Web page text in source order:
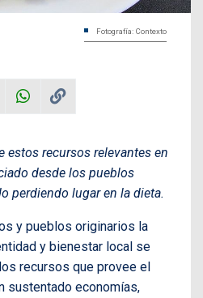
Fotografía: Contexto
estos recursos relevantes en
desde los pueblos
perdiendo lugar en la dieta.
y pueblos originarios la
y bienestar local se
recursos que provee el
sustentado economías,